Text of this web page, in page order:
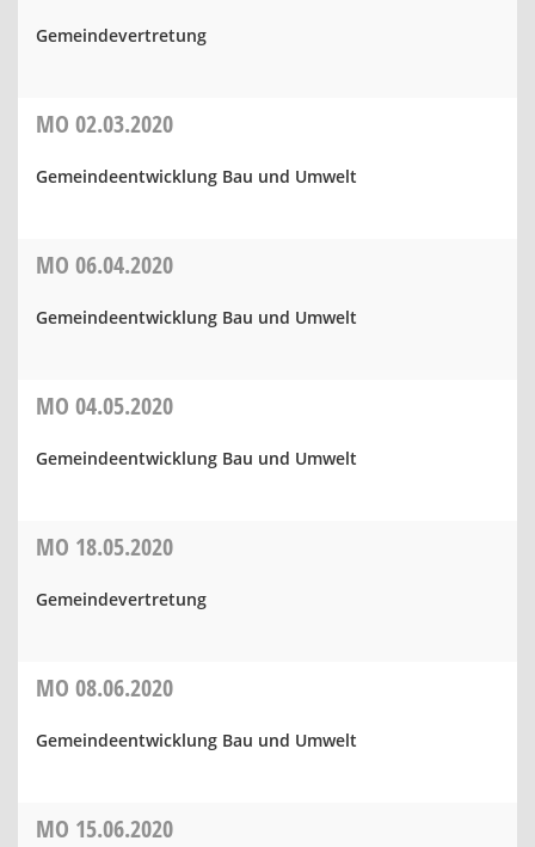
Gemeindevertretung
MO 02.03.2020
Gemeindeentwicklung Bau und Umwelt
MO 06.04.2020
Gemeindeentwicklung Bau und Umwelt
MO 04.05.2020
Gemeindeentwicklung Bau und Umwelt
MO 18.05.2020
Gemeindevertretung
MO 08.06.2020
Gemeindeentwicklung Bau und Umwelt
MO 15.06.2020